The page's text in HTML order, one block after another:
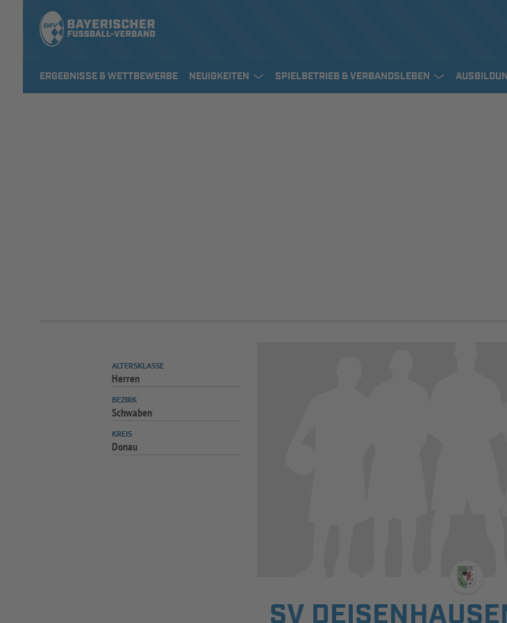
ERGEBNISSE & WETTBEWERBE NEUIGKEITEN SPIELBETRIEB & VERBANDSLEBEN
ALTERSKLASSE
Herren
BEZIRK
Schwaben
KREIS
Donau